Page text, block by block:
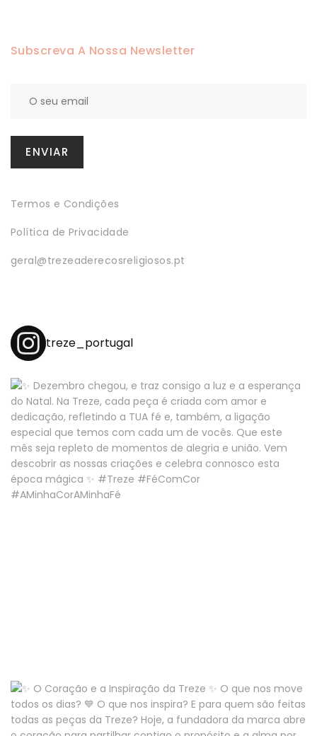
Subscreva A Nossa Newsletter
Termos e Condições
Política de Privacidade
geral@trezeaderecosreligiosos.pt
treze_portugal